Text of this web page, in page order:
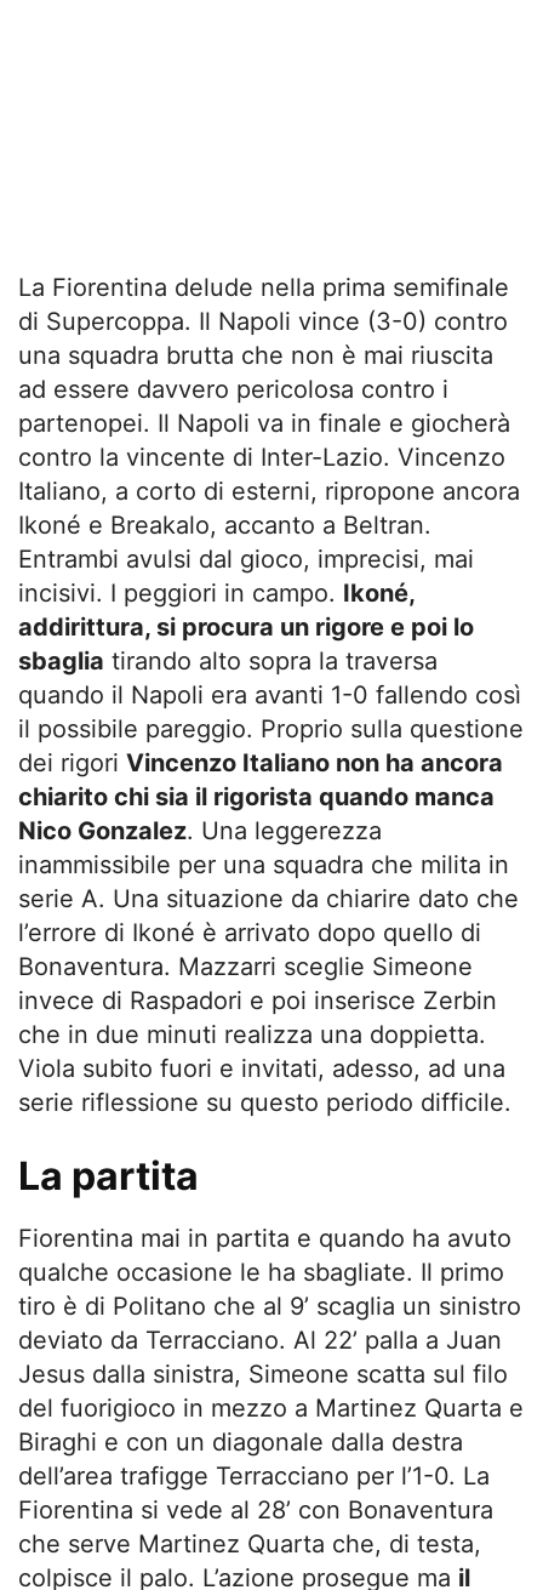
La Fiorentina delude nella prima semifinale
di Supercoppa. Il Napoli vince (3-0) contro
una squadra brutta che non è mai riuscita
ad essere davvero pericolosa contro i
partenopei. Il Napoli va in finale e giocherà
contro la vincente di Inter-Lazio. Vincenzo
Italiano, a corto di esterni, ripropone ancora
Ikoné e Breakalo, accanto a Beltran.
Entrambi avulsi dal gioco, imprecisi, mai
incisivi. I peggiori in campo. Ikoné,
addirittura, si procura un rigore e poi lo
sbaglia tirando alto sopra la traversa
quando il Napoli era avanti 1-0 fallendo così
il possibile pareggio. Proprio sulla questione
dei rigori Vincenzo Italiano non ha ancora
chiarito chi sia il rigorista quando manca
Nico Gonzalez. Una leggerezza
inammissibile per una squadra che milita in
serie A. Una situazione da chiarire dato che
l’errore di Ikoné è arrivato dopo quello di
Bonaventura. Mazzarri sceglie Simeone
invece di Raspadori e poi inserisce Zerbin
che in due minuti realizza una doppietta.
Viola subito fuori e invitati, adesso, ad una
serie riflessione su questo periodo difficile.
La partita
Fiorentina mai in partita e quando ha avuto
qualche occasione le ha sbagliate. Il primo
tiro è di Politano che al 9’ scaglia un sinistro
deviato da Terracciano. Al 22’ palla a Juan
Jesus dalla sinistra, Simeone scatta sul filo
del fuorigioco in mezzo a Martinez Quarta e
Biraghi e con un diagonale dalla destra
dell’area trafigge Terracciano per l’1-0. La
Fiorentina si vede al 28’ con Bonaventura
che serve Martinez Quarta che, di testa,
colpisce il palo. L’azione prosegue ma il